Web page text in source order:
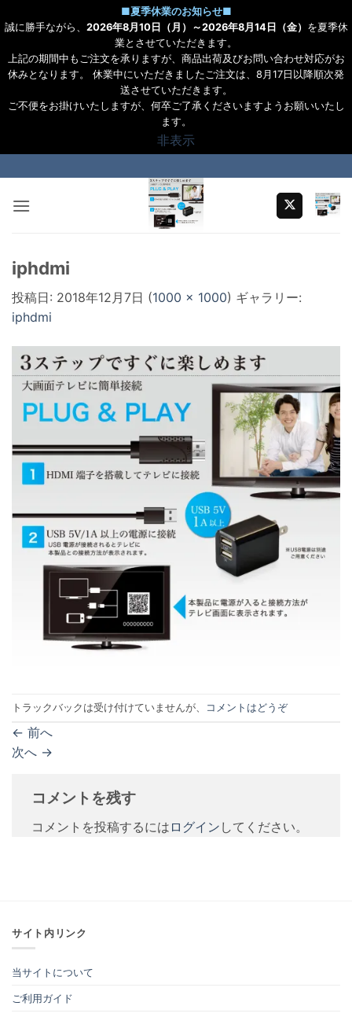
■夏季休業のお知らせ■
誠に勝手ながら、 2026年8月10日（月）～2026年8月14日（金） を夏季休
業とさせていただきます。
上記の期間中もご注文を承りますが、商品出荷及びお問い合わせ対応がお
休みとなります。 休業中にいただきましたご注文は、8月17日以降順次発
送させていただきます。
ご不便をお掛けいたしますが、何卒ご了承くださいますようお願いいたし
ます。
非表示
to
content
iphdmi
投稿日: 2018年12月7日 (1000 × 1000) ギャラリー:
iphdmi
トラックバックは受け付けていませんが、 コメントはどうぞ
← 前へ
次へ →
コメントを残す
コメントを投稿するには ログイン してください。
サイト内リンク
当サイトについて
ご利用ガイド